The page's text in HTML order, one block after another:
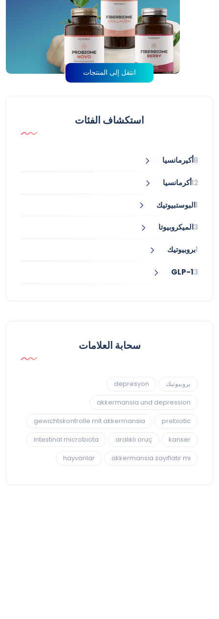
انتقل إلى المنتجات
استكشاف الفئات
أكيرمانسيا8
أكرمانسيا12
البوستبيوتيك1
الميكروبيوتا3
بروبيوتيك1
GLP-13
سحابة العلامات
depresyon
بروبيوتيك
akkermansia und depression
gewichtskontrolle mit akkermansia
prebiotic
intestinal microbiota
aralıklı oruç
kanser
hayvanlar
akkermansia zayıflatır mı